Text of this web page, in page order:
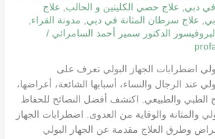
دبي
علاج حصي الكليتين و الحالب
علاج
علاج سرطان المثانة في دبي مدونة القراء
الدكتور سمير أحمد السامرائي /
اضطرابات الجهاز البولي تعرف على
عند الرجال والنساء، أسبابها الشائعة، أعراضها،
الطبي والطبيعي. اكتشف أفضل النصائح للحفاظ
والمثانة والوقاية من العدوى. اضطرابات الجهاز
وطرق العلاج مقدمة عن الجهاز البولي